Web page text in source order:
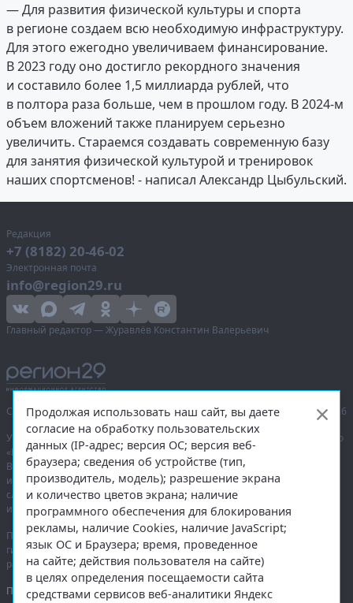
— Для развития физической культуры и спорта
в регионе создаем всю необходимую инфраструктуру.
Для этого ежегодно увеличиваем финансирование.
В 2023 году оно достигло рекордного значения
и составило более 1,5 миллиарда рублей, что
в полтора раза больше, чем в прошлом году. В 2024-м
объем вложений также планируем серьезно
увеличить. Стараемся создавать современную базу
для занятия физической культурой и тренировок
наших спортсменов! - написал Александр Цыбульский.
Редакция
+7 (8182) 20-46-02
Электронная почта
info@region29.ru
Главный редактор — Журавлёв Константин Валерьевич
Сетевое издание «Информационное агентство Регион 29»,
© 2016–2026
Учредитель — общество с ограниченной ответственностью «Агентство
«Правда Севера».
Выписка из реестра зарегистрированных средств массовой
информации:ЭЛ № ФС 77-74226от 09.11.2018 выдано Федеральной
службой по надзору в сфере связи, информационных технологий
и массовых коммуникаций (Роскомнадзор).
При полном или частичном использовании любых материалов
гиперссылка на region29.ruобязательна. Копирование материалов без
разрешения администрации сайта запрещено.
Правовая информация.
Продолжая использовать наш сайт, вы даете
согласие на обработку пользовательских
данных (IP-адрес; версия ОС; версия веб-
браузера; сведения об устройстве (тип,
производитель, модель); разрешение экрана
и количество цветов экрана; наличие
программного обеспечения для блокирования
рекламы, наличие Cookies, наличие JavaScript;
язык ОС и Браузера; время, проведенное
на сайте; действия пользователя на сайте)
в целях определения посещаемости сайта
средствами сервисов веб-аналитики Яндекс